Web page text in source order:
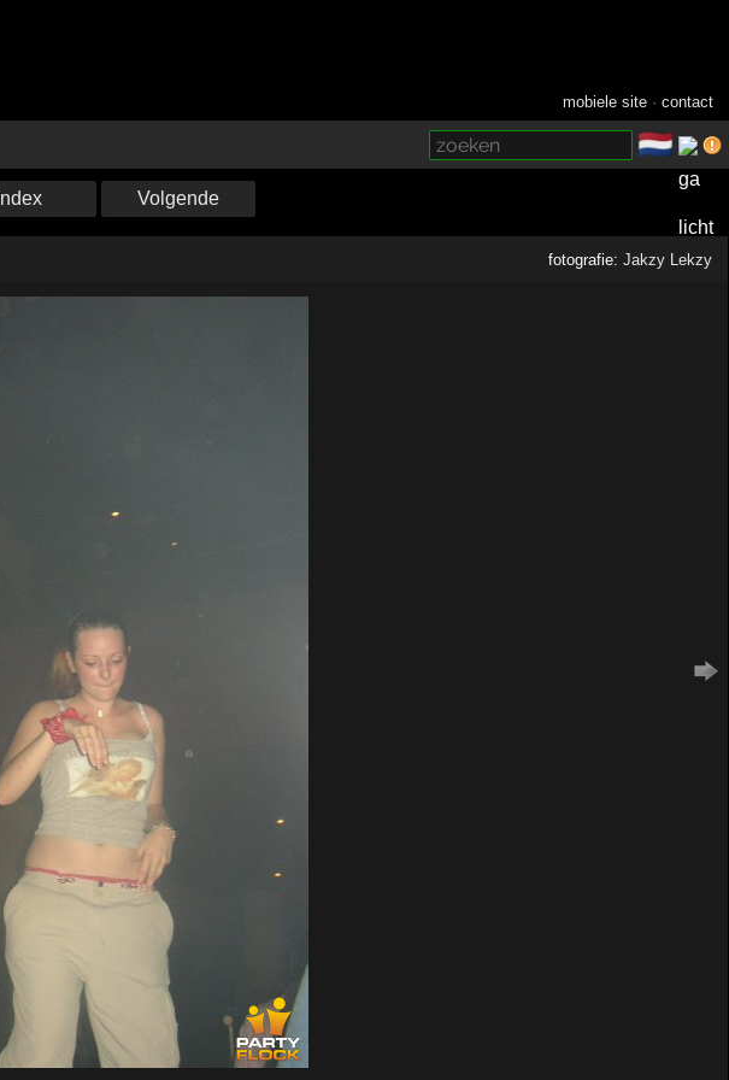
mobiele site ·contact
🇳🇱
Index Volgende
fotografie:Jakzy Lekzy